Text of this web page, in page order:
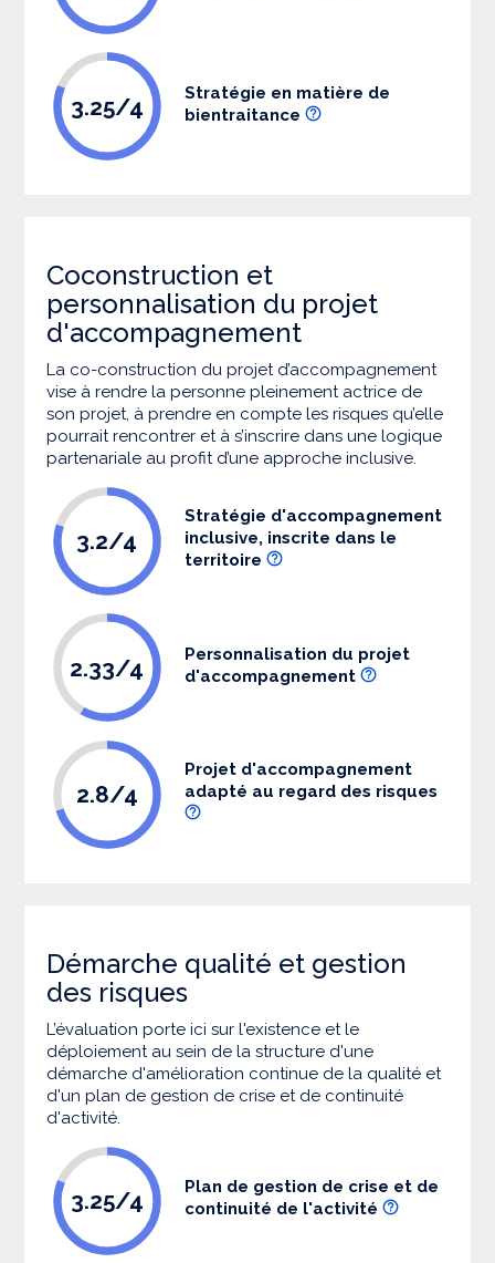
3.25/4
Stratégie en matière de
bientraitance
Coconstruction et
personnalisation du projet
d'accompagnement
La co-construction du projet d’accompagnement
vise à rendre la personne pleinement actrice de
son projet, à prendre en compte les risques qu’elle
pourrait rencontrer et à s’inscrire dans une logique
partenariale au profit d’une approche inclusive.
3.2/4
Stratégie d'accompagnement
inclusive, inscrite dans le
territoire
2.33/4
Personnalisation du projet
d'accompagnement
2.8/4
Projet d'accompagnement
adapté au regard des risques
Démarche qualité et gestion
des risques
L’évaluation porte ici sur l'existence et le
déploiement au sein de la structure d'une
démarche d'amélioration continue de la qualité et
d'un plan de gestion de crise et de continuité
d'activité.
3.25/4
Plan de gestion de crise et de
continuité de l'activité